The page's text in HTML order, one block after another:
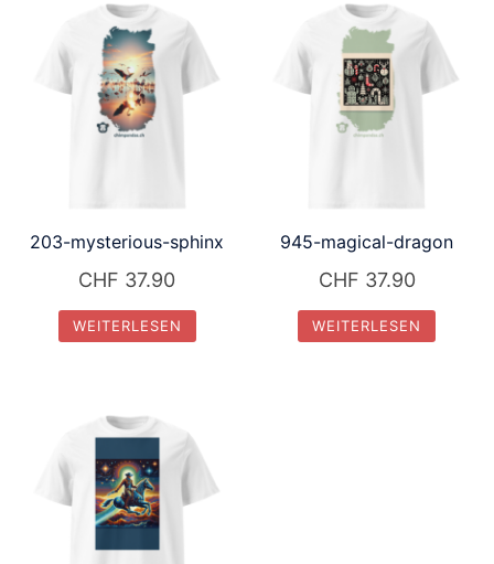
203-mysterious-sphinx
CHF 37.90
WEITERLESEN
945-magical-dragon
CHF 37.90
WEITERLESEN